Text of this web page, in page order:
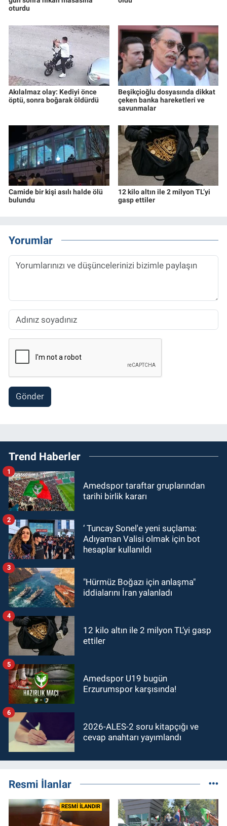
oturdu
Akılalmaz olay: Kediyi önce
öptü, sonra boğarak öldürdü
Beşikçioğlu dosyasında dikkat
çeken banka hareketleri ve
savunmalar
Camide bir kişi asılı halde ölü
bulundu
12 kilo altın ile 2 milyon TL’yi
gasp ettiler
Yorumlar
Gönder
Trend Haberler
Amedspor taraftar gruplarından
tarihi birlik kararı
1
‘ Tuncay Sonel'e yeni suçlama:
Adıyaman Valisi olmak için bot
hesaplar kullanıldı
2
"Hürmüz Boğazı için anlaşma"
iddialarını İran yalanladı
3
12 kilo altın ile 2 milyon TL’yi gasp
ettiler
4
Amedspor U19 bugün
Erzurumspor karşısında!
5
2026-ALES-2 soru kitapçığı ve
cevap anahtarı yayımlandı
6
Resmi İlanlar
RESMİ İLANDIR